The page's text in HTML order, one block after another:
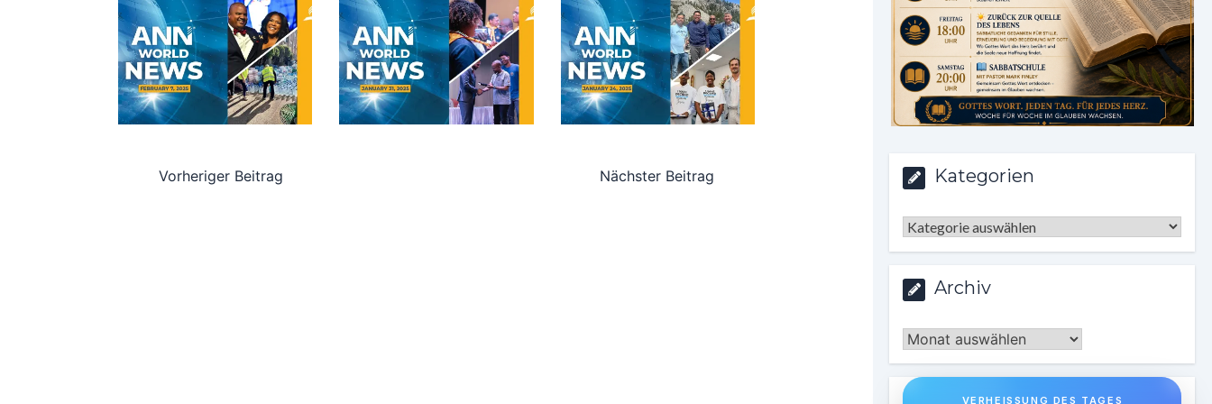
Vorheriger Beitrag Nächster Beitrag Kategorien
Kategorien
Archiv
Archiv
VERHEISSUNG DES TAGES